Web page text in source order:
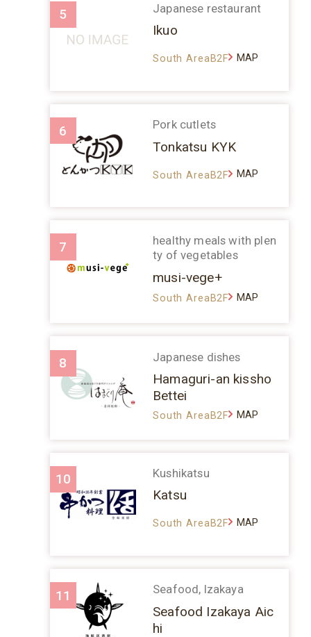
5 Japanese restaurant
Ikuo
South AreaB2F MAP
6 Pork cutlets
Tonkatsu KYK
South AreaB2F MAP
7
healthy meals with plen
ty of vegetables
musi-vege+
South AreaB2F MAP
8 Japanese dishes
Hamaguri-an kissho
Bettei
South AreaB2F MAP
10 Kushikatsu
Katsu
South AreaB2F MAP
11 Seafood, Izakaya
Seafood Izakaya Aic
hi